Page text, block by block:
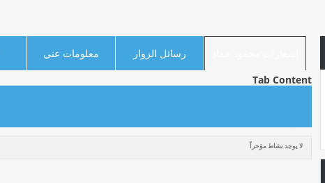
رسائل الزوار معلومات عني
Tab Content
لا يوجد نشاط مؤخراً